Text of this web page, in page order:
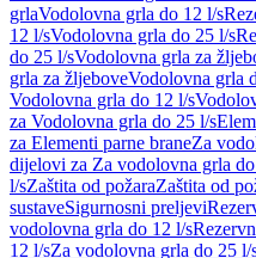
grlaVodolovna grla do 12 l/s
12 l/sVodolovna grla do 25 l/s
do 25 l/sVodolovna grla za
grla za žljeboveVodolovna grla
Vodolovna grla do 12 l/s
za Vodolovna grla do 25 l/s
za Elementi parne braneZa
dijelovi za Za vodolovna grla
l/sZaštita od požaraZaštita od
sustaveSigurnosni preljevi
vodolovna grla do 12 l/s
12 l/sZa vodolovna grla do 25 l/